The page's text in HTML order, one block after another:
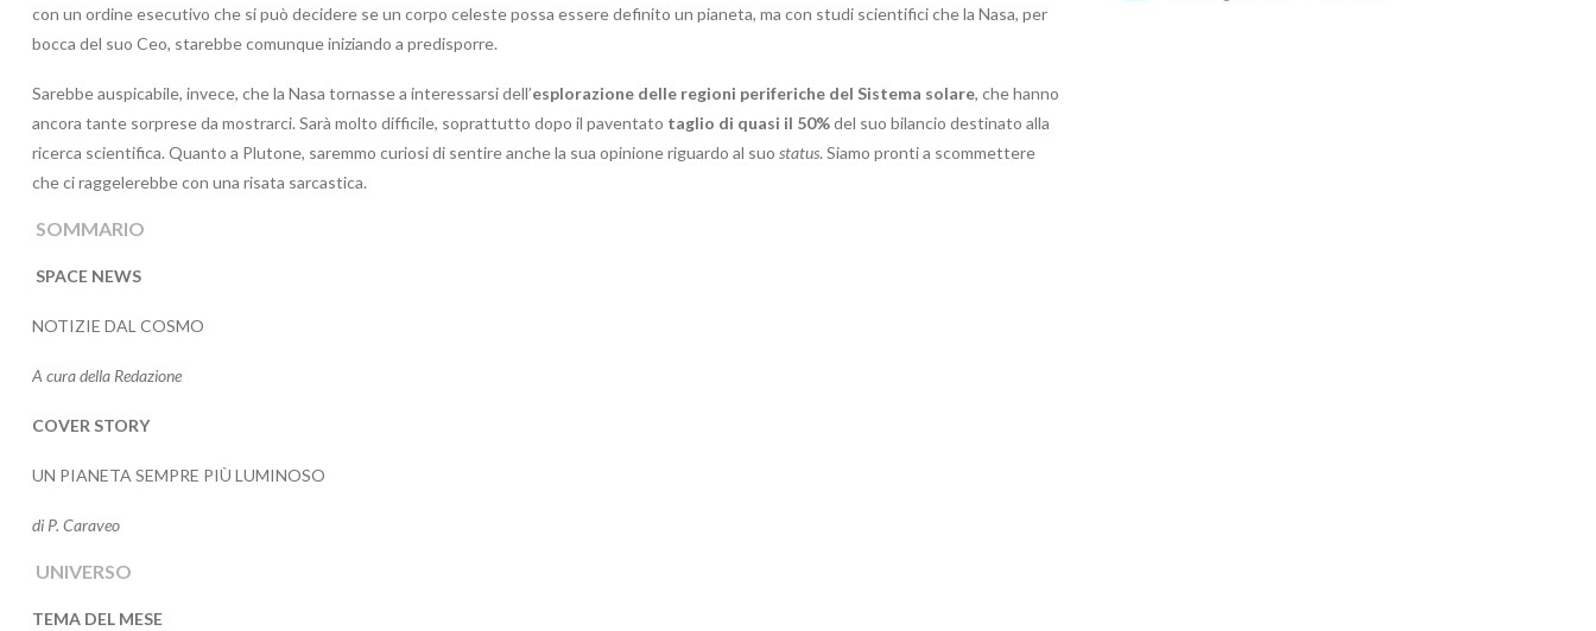
con un ordine esecutivo che si può decidere se un corpo celeste possa essere definito un pianeta, ma con studi scientifici che la Nasa, per
bocca del suo Ceo, starebbe comunque iniziando a predisporre.
Sarebbe auspicabile, invece, che la Nasa tornasse a interessarsi dell’esplorazione delle regioni periferiche del Sistema solare, che hanno
ancora tante sorprese da mostrarci. Sarà molto difficile, soprattutto dopo il paventato taglio di quasi il 50%del suo bilancio destinato alla
ricerca scientifica. Quanto a Plutone, saremmo curiosi di sentire anche la sua opinione riguardo al suo status. Siamo pronti a scommettere
che ci raggelerebbe con una risata sarcastica.
SOMMARIO
SPACE NEWS
NOTIZIE DAL COSMO
A cura della Redazione
COVER STORY
UN PIANETA SEMPRE PIÙ LUMINOSO
di P. Caraveo
UNIVERSO
TEMA DEL MESE